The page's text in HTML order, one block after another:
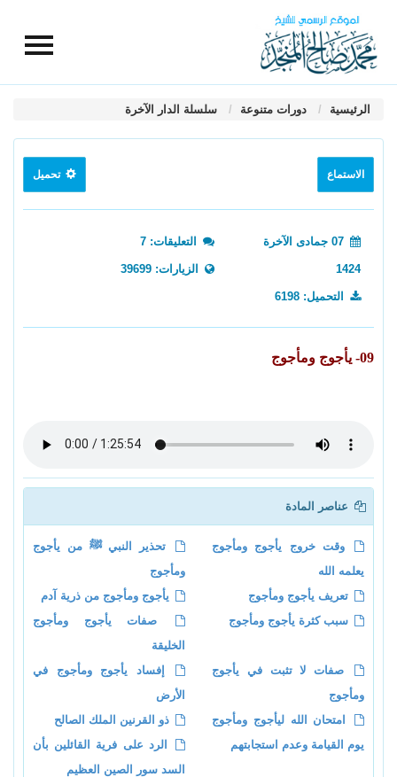
الرئيسية دورات متنوعة سلسلة الدار الآخرة
الاستماع تحميل
07 جمادى الآخرة
1424
التعليقات: 7
الزيارات: 39699
التحميل: 6198
09- يأجوج ومأجوج
عناصر المادة
وقت خروج يأجوج ومأجوج
يعلمه الله
تحذير النبي ﷺ من يأجوج
ومأجوج
تعريف يأجوج ومأجوج
يأجوج ومأجوج من ذرية آدم
سبب كثرة يأجوج ومأجوج
صفات يأجوج ومأجوج
الخليقة
صفات لا تثبت في يأجوج
ومأجوج
إفساد يأجوج ومأجوج في
الأرض
امتحان الله ليأجوج ومأجوج
يوم القيامة وعدم استجابتهم
ذو القرنين الملك الصالح
الرد على فرية القائلين بأن
السد سور الصين العظيم